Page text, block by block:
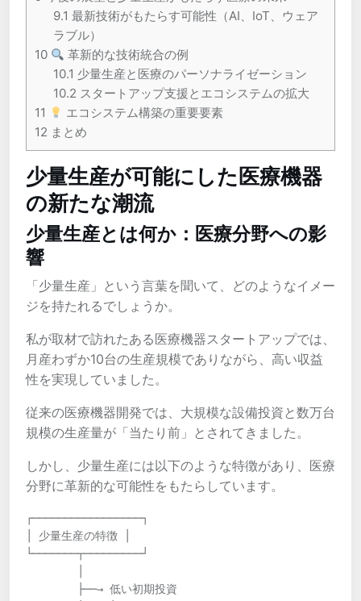
9.1 最新技術がもたらす可能性（AI、IoT、ウェア
ラブル）
10
革新的な技術統合の例
10.1 少量生産と医療のパーソナライゼーション
10.2 スタートアップ支援とエコシステムの拡大
11
エコシステム構築の重要要素
12 まとめ
少量生産が可能にした医療機器
の新たな潮流
少量生産とは何か：医療分野への影
響
「少量生産」という言葉を聞いて、どのようなイメー
ジを持たれるでしょうか。
私が取材で訪れたある医療機器スタートアップでは、
月産わずか10台の生産規模でありながら、高い収益
性を実現していました。
従来の医療機器開発では、大規模な設備投資と数万台
規模の生産量が「当たり前」とされてきました。
しかし、少量生産には以下のような特徴があり、医療
分野に革新的な可能性をもたらしています。
┌─────────────────┐
│ 少量生産の特徴 │
└───────┬─────────┘